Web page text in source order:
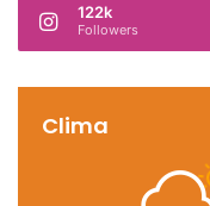
122k
Followers
Clima